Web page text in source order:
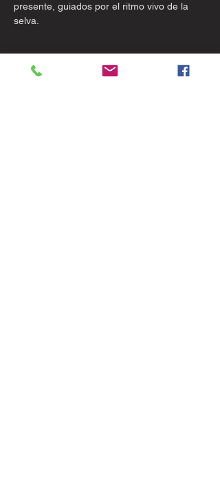
presente, guiados por el ritmo vivo de la
selva.
Mostrar más